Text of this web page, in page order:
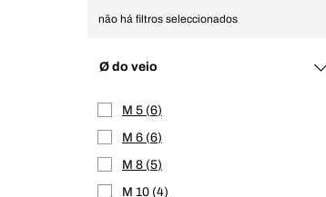
não há filtros seleccionados
Ø do veio
M 5 6
M 6 6
M 8 5
M 10 4